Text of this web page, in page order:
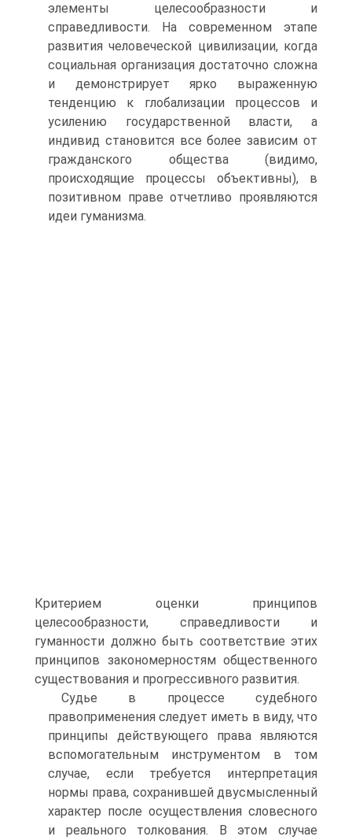
элементы целесообразности и
справедливости. На современном этапе
развития человеческой цивилизации, когда
социальная организация достаточно сложна
и демонстрирует ярко выраженную
тенденцию к глобализации процессов и
усилению государственной власти, а
индивид становится все более зависим от
гражданского общества (видимо,
происходящие процессы объективны), в
позитивном праве отчетливо проявляются
идеи гуманизма.
Критерием оценки принципов
целесообразности, справедливости и
гуманности должно быть соответствие этих
принципов закономерностям общественного
существования и прогрессивного развития.
Судье в процессе судебного
правоприменения следует иметь в виду, что
принципы действующего права являются
вспомогательным инструментом в том
случае, если требуется интерпретация
нормы права, сохранившей двусмысленный
характер после осуществления словесного
и реального толкования. В этом случае